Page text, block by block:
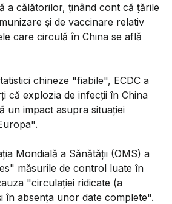
a călătorilor, ţinând cont că ţările
şi de vaccinare relativ
care circulă în China se află
chineze "fiabile", ECDC a
că explozia de infecţii în China
un impact asupra situaţiei
Mondială a Sănătăţii (OMS) a
măsurile de control luate în
"circulaţiei ridicate (a
în absenţa unor date complete".